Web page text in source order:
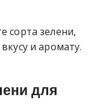
сорта зелени,
и аромату.
для